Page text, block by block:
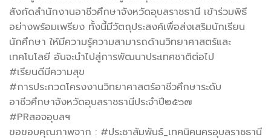
สังกัดสำนักงานอาชีวศึกษาจังหวัดอุบลราชธานี เข้าร่วมพิธี
อย่างพร้อมเพรียง ทั้งนี้มีวัตถุประสงค์เพื่อส่งเสริมนักเรียน
นักศึกษา ให้มีความรู้ความสามารถด้านวิทยาศาสตร์และ
เทคโนโลยี อันจะนำไปสู่การพัฒนาประเทศชาติต่อไป
#เรียนดีมีความสุข
#การประกวดโครงงานวิทยาศาสตร์อาชีวศึกษาระดับ
อาชีวศึกษาจังหวัดอุบลราชธานีประจำปี๒๕๖๗
#PRสอจอุบลฯ
ขอขอบคุณภาพจาก : #ประชาสัมพันธ์_เทคนิคนครอุบลราชธานี